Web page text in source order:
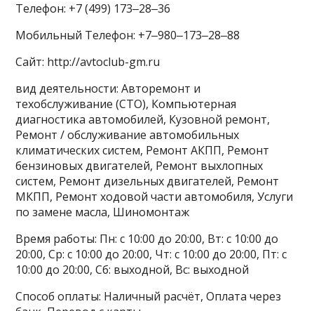
Телефон: +7 (499) 173‒28‒36
Мобильный Телефон: +7‒980‒173‒28‒88
Сайт: http://avtoclub-gm.ru
вид деятельности: Авторемонт и
техобслуживание (СТО), Компьютерная
диагностика автомобилей, Кузовной ремонт,
Ремонт / обслуживание автомобильных
климатических систем, Ремонт АКПП, Ремонт
бензиновых двигателей, Ремонт выхлопных
систем, Ремонт дизельных двигателей, Ремонт
МКПП, Ремонт ходовой части автомобиля, Услуги
по замене масла, Шиномонтаж
Время работы: Пн: с 10:00 до 20:00, Вт: с 10:00 до
20:00, Ср: с 10:00 до 20:00, Чт: с 10:00 до 20:00, Пт: с
10:00 до 20:00, Сб: выходной, Вс: выходной
Способ оплаты: Наличный расчёт, Оплата через